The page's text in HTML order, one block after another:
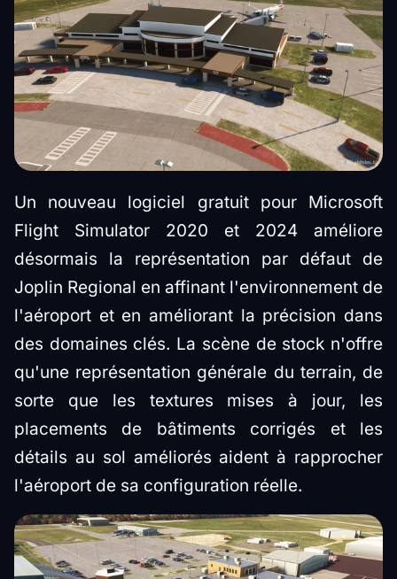
Un nouveau logiciel gratuit pour Microsoft
Flight Simulator 2020 et 2024 améliore
désormais la représentation par défaut de
Joplin Regional en affinant l'environnement de
l'aéroport et en améliorant la précision dans
des domaines clés. La scène de stock n'offre
qu'une représentation générale du terrain, de
sorte que les textures mises à jour, les
placements de bâtiments corrigés et les
détails au sol améliorés aident à rapprocher
l'aéroport de sa configuration réelle.